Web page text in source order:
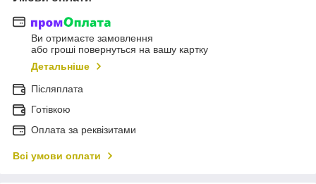
Ви отримаєте замовлення
або гроші повернуться на вашу картку
Детальніше
Післяплата
Готівкою
Оплата за реквізитами
Всі умови оплати